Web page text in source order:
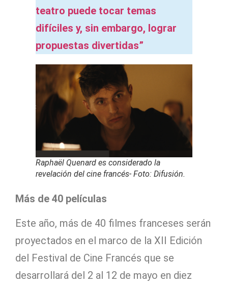
teatro puede tocar temas
difíciles y, sin embargo, lograr
propuestas divertidas”
Raphaël Quenard es considerado la
revelación del cine francés- Foto: Difusión.
Más de 40 películas
Este año, más de 40 filmes franceses serán
proyectados en el marco de la XII Edición
del Festival de Cine Francés que se
desarrollará del 2 al 12 de mayo en diez